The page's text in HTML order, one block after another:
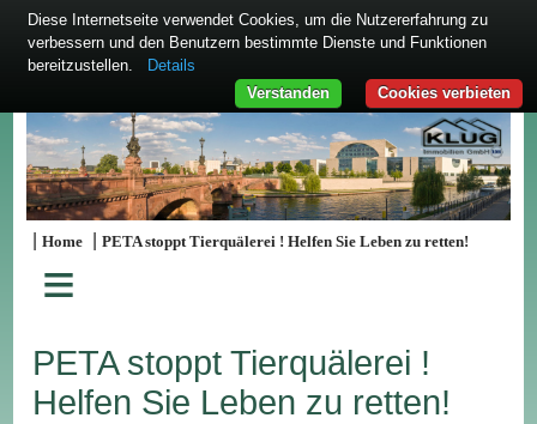
|Home |PETA stoppt Tierquälerei ! Helfen Sie Leben zu retten!
≡
PETA stoppt Tierquälerei !
Helfen Sie Leben zu retten!
Diese Internetseite verwendet Cookies, um die Nutzererfahrung zu
verbessern und den Benutzern bestimmte Dienste und Funktionen
bereitzustellen.
Details
Cookies verbieten
Verstanden